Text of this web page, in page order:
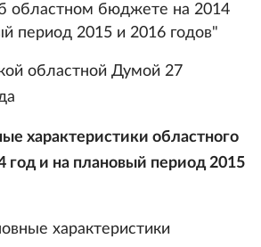
областном бюджете на 2014
период 2015 и 2016 годов"
областной Думой 27
характеристики областного
год и на плановый период 2015
характеристики